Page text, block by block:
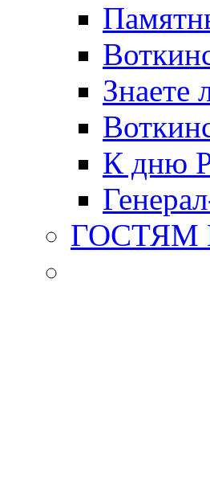
Знаете
К дню
ГОСТЯМ